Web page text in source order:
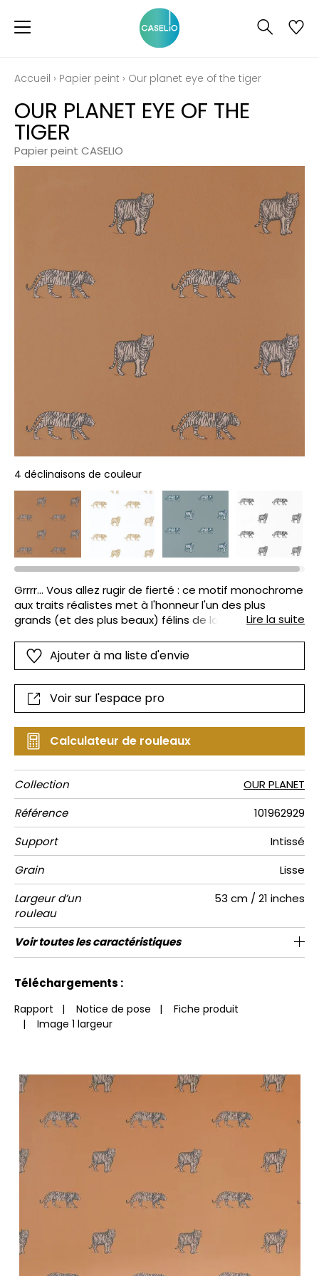
Accueil › Papier peint › Our planet eye of the tiger
OUR PLANET EYE OF THE
TIGER
Papier peint CASELIO
4 déclinaisons de couleur
Grrrr… Vous allez rugir de fierté : ce motif monochrome
aux traits réalistes met à l'honneur l'un des plus
grands (et des plus beaux) félins de la planète ! Sans
au top de la tendance, lumineux en camel ou
chaleureux en vert kaki. L'oeil du tigre veille sur nous !
Lire la suite
Ajouter à ma liste d'envie
Voir sur l'espace pro
Calculateur de rouleaux
Collection
OUR PLANET
Référence
101962929
Support
Intissé
Grain
Lisse
Largeur d’un
rouleau
53 cm / 21 inches
Longueur Vendu au rouleau de 10.05m / 11 yards
Raccord Raccord droit
Rapport
Vertical
27cm / 11 pouces
Poids g/m² 150
Entretien Lavable
Pose colle Encollage du mur
Dépose Arrachage à sec
Norme COV A+
Norme
euroclass
C-s1, d0
Voir toutes les caractéristiques
Téléchargements :
Rapport | Notice de pose |
Fiche produit
| Image 1 largeur